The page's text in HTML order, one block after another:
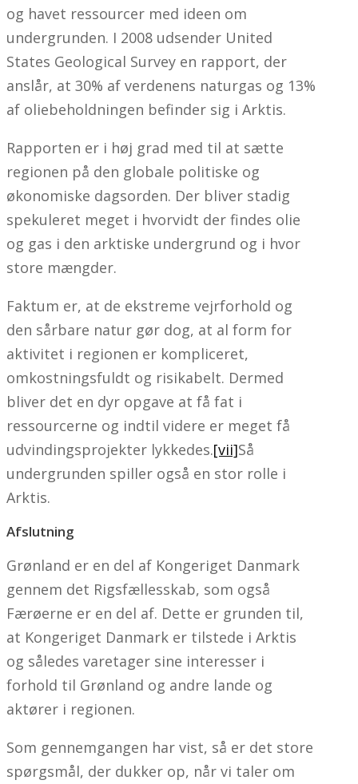
og havet ressourcer med ideen om
undergrunden. I 2008 udsender United
States Geological Survey en rapport, der
anslår, at 30% af verdenens naturgas og 13%
af oliebeholdningen befinder sig i Arktis.
Rapporten er i høj grad med til at sætte
regionen på den globale politiske og
økonomiske dagsorden. Der bliver stadig
spekuleret meget i hvorvidt der findes olie
og gas i den arktiske undergrund og i hvor
store mængder.
Faktum er, at de ekstreme vejrforhold og
den sårbare natur gør dog, at al form for
aktivitet i regionen er kompliceret,
omkostningsfuldt og risikabelt. Dermed
bliver det en dyr opgave at få fat i
ressourcerne og indtil videre er meget få
udvindingsprojekter lykkedes.[vii]Så
undergrunden spiller også en stor rolle i
Arktis.
Afslutning
Grønland er en del af Kongeriget Danmark
gennem det Rigsfællesskab, som også
Færøerne er en del af. Dette er grunden til,
at Kongeriget Danmark er tilstede i Arktis
og således varetager sine interesser i
forhold til Grønland og andre lande og
aktører i regionen.
Som gennemgangen har vist, så er det store
spørgsmål, der dukker op, når vi taler om